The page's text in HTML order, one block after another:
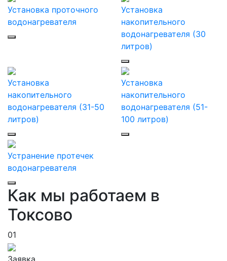
Установка проточного
водонагревателя
Установка
накопительного
водонагревателя (30
литров)
Установка
накопительного
водонагревателя (31-50
литров)
Установка
накопительного
водонагревателя (51-
100 литров)
Устранение протечек
водонагревателя
Как мы работаем в
Токсово
01
Заявка